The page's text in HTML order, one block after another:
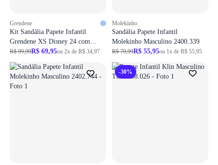
Grendene
Kit Sandália Papete Infantil
Grendene XS Disney 24 com
Mochila 23078
R$ 99,99R$ 69,95ou 2x de R$ 34,97
Molekinho
Sandália Papete Infantil
Molekinho Masculino 2400.339
R$ 79,99R$ 55,95ou 1x de R$ 55,95
-30%